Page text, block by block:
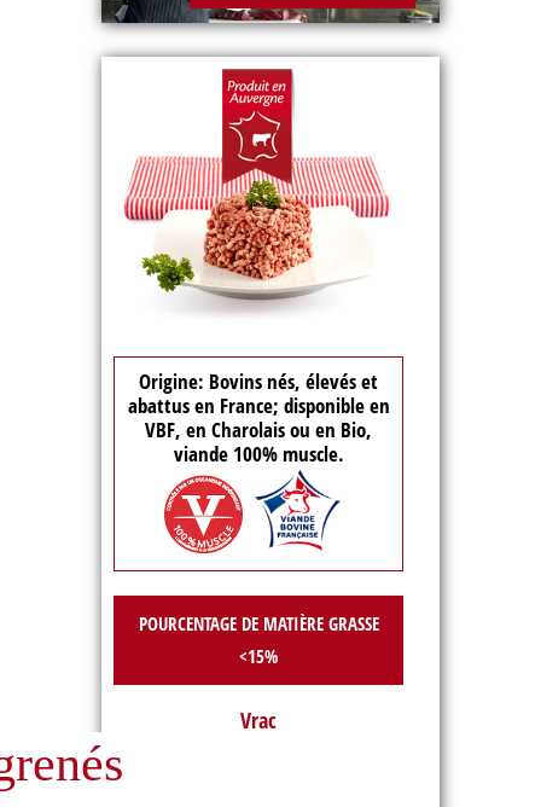
Origine: Bovins nés, élevés et
abattus en France; disponible en
VBF, en Charolais ou en Bio,
viande 100% muscle.
POURCENTAGE DE MATIÈRE GRASSE
<15%
Vrac